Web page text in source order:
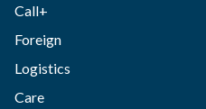
Call+
Foreign
Logistics
Care